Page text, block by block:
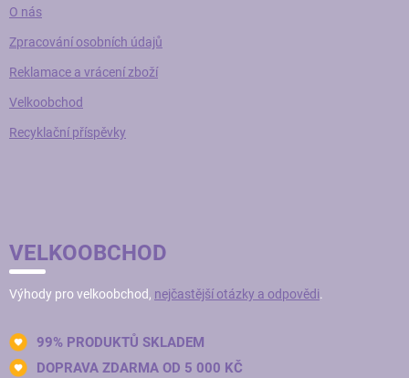
O nás
Zpracování osobních údajů
Reklamace a vrácení zboží
Velkoobchod
Recyklační příspěvky
VELKOOBCHOD
Výhody pro velkoobchod, nejčastější otázky a odpovědi.
99% PRODUKTŮ SKLADEM
DOPRAVA ZDARMA OD 5 000 KČ